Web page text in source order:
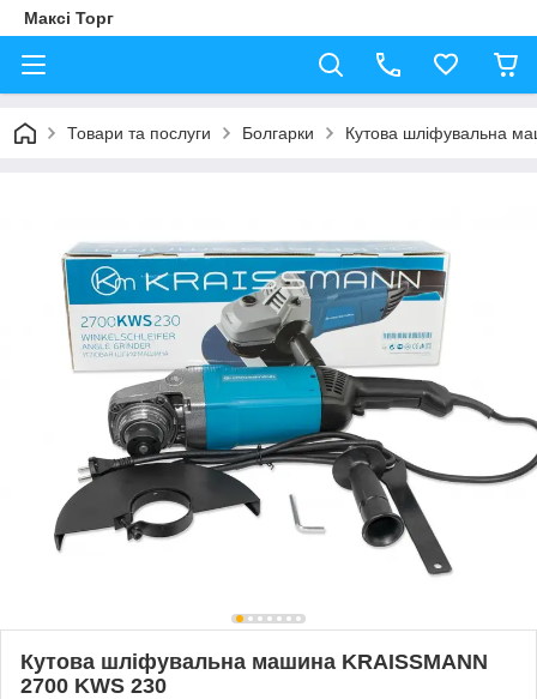
Максі Торг
Товари та послуги Болгарки Кутова шліфувальна
Кутова шліфувальна машина KRAISSMANN
2700 KWS 230